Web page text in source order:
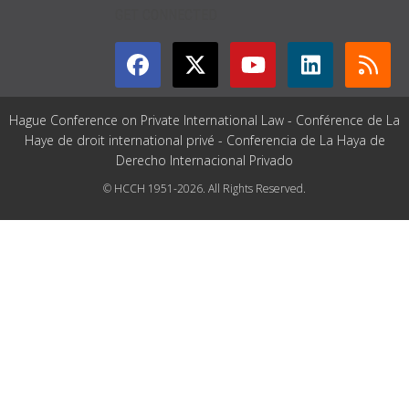
Hague Conference on Private International Law - Conférence de La
Haye de droit international privé - Conferencia de La Haya de
Derecho Internacional Privado
© HCCH 1951-2026. All Rights Reserved.